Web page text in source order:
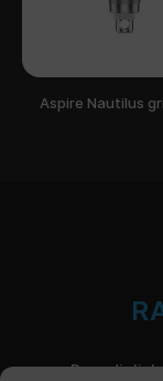
Aspire Nautilus
Ponedjeljak